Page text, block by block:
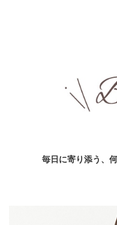
毎日に寄り添う、